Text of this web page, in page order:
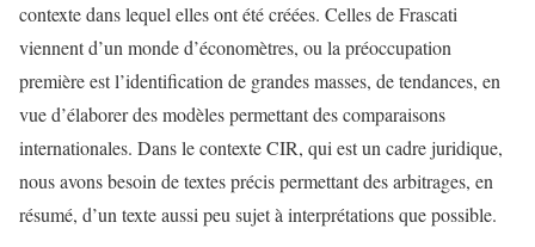
contexte dans lequel elles ont été créées. Celles de Frascati
viennent d’un monde d’économètres, ou la préoccupation
première est l’identification de grandes masses, de tendances, en
vue d’élaborer des modèles permettant des comparaisons
internationales. Dans le contexte CIR, qui est un cadre juridique,
nous avons besoin de textes précis permettant des arbitrages, en
résumé, d’un texte aussi peu sujet à interprétations que possible.